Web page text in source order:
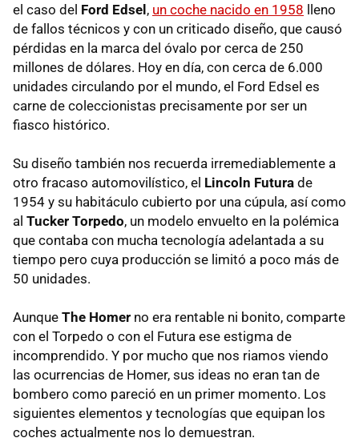
el caso del Ford Edsel , un coche nacido en 1958 lleno
de fallos técnicos y con un criticado diseño, que causó
pérdidas en la marca del óvalo por cerca de 250
millones de dólares. Hoy en día, con cerca de 6.000
unidades circulando por el mundo, el Ford Edsel es
carne de coleccionistas precisamente por ser un
fiasco histórico.
Su diseño también nos recuerda irremediablemente a
otro fracaso automovilístico, el Lincoln Futura de
1954 y su habitáculo cubierto por una cúpula, así como
al Tucker Torpedo, un modelo envuelto en la polémica
que contaba con mucha tecnología adelantada a su
tiempo pero cuya producción se limitó a poco más de
50 unidades.
Aunque The Homer no era rentable ni bonito, comparte
con el Torpedo o con el Futura ese estigma de
incomprendido. Y por mucho que nos riamos viendo
las ocurrencias de Homer, sus ideas no eran tan de
bombero como pareció en un primer momento. Los
siguientes elementos y tecnologías que equipan los
coches actualmente nos lo demuestran.